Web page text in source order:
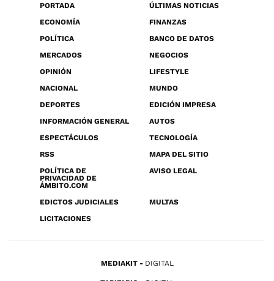
PORTADA
ÚLTIMAS NOTICIAS
ECONOMÍA
FINANZAS
POLÍTICA
BANCO DE DATOS
MERCADOS
NEGOCIOS
OPINIÓN
LIFESTYLE
NACIONAL
MUNDO
DEPORTES
EDICIÓN IMPRESA
INFORMACIÓN GENERAL
AUTOS
ESPECTÁCULOS
TECNOLOGÍA
RSS
MAPA DEL SITIO
POLÍTICA DE
PRIVACIDAD DE
ÁMBITO.COM
AVISO LEGAL
EDICTOS JUDICIALES
MULTAS
LICITACIONES
MEDIAKIT DIGITAL